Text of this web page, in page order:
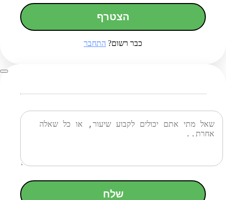
הצטרף
כבר רשום? התחבר
שלח